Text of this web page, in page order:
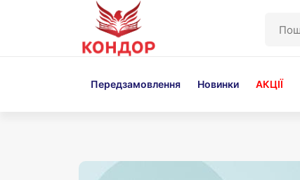
Передзамовлення Новинки АКЦІЇ